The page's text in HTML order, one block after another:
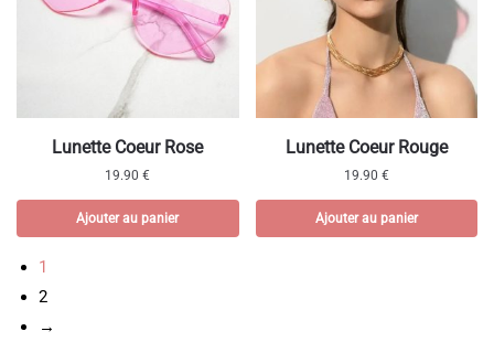
Lunette Coeur Rose
19.90€
Ajouter au panier
Lunette Coeur Rouge
19.90 €
Ajouter au panier
1
2
→